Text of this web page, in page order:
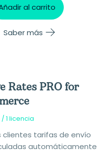
al carrito
Saber más
Rates PRO for
/ 1 licencia
clientes tarifas de envío
automáticamente